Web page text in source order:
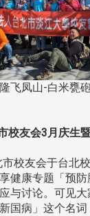
飞凤山-白米甕
校友会3月庆生
校友会于台北
健康专题「预
与讨论。可见
国病」这个名